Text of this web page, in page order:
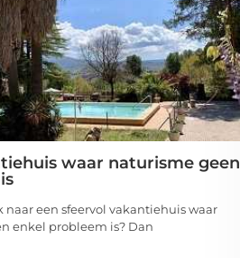
waar naturisme geen
naar een sfeervol vakantiehuis waar
enkel probleem is? Dan